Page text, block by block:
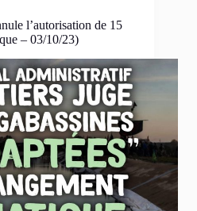
l’autorisation de 15
– 03/10/23)